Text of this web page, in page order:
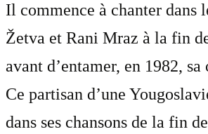
Il commence à chanter dans
Žetva et Rani Mraz à la fin
avant d’entamer, en 1982,
Ce partisan d’une
dans ses chansons de la fin